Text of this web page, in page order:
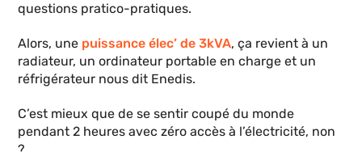
questions pratico-pratiques.
Alors, une puissance élec’ de 3kVA, ça revient à un
radiateur, un ordinateur portable en charge et un
réfrigérateur nous dit Enedis.
C’est mieux que de se sentir coupé du monde
pendant 2 heures avec zéro accès à l’électricité, non
?